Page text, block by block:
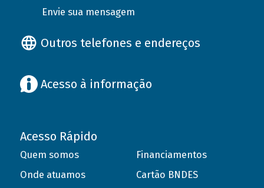
Envie sua mensagem
Outros telefones e endereços
Acesso à informação
Acesso Rápido
Quem somos
Onde atuamos
Financiamentos
Cartão BNDES